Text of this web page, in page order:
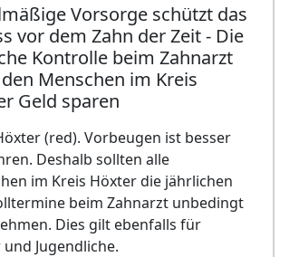
Vorsorge schützt das
vor dem Zahn der Zeit - Die
Kontrolle beim Zahnarzt
Menschen im Kreis
Geld sparen
(red). Vorbeugen ist besser
Deshalb sollten alle
im Kreis Höxter die jährlichen
beim Zahnarzt unbedingt
Dies gilt ebenfalls für
Jugendliche.